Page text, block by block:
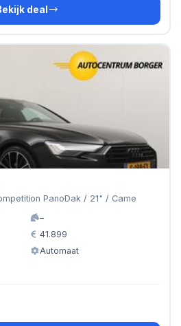
deal
PanoDak / 21" / Came
–
41.899
Automaat